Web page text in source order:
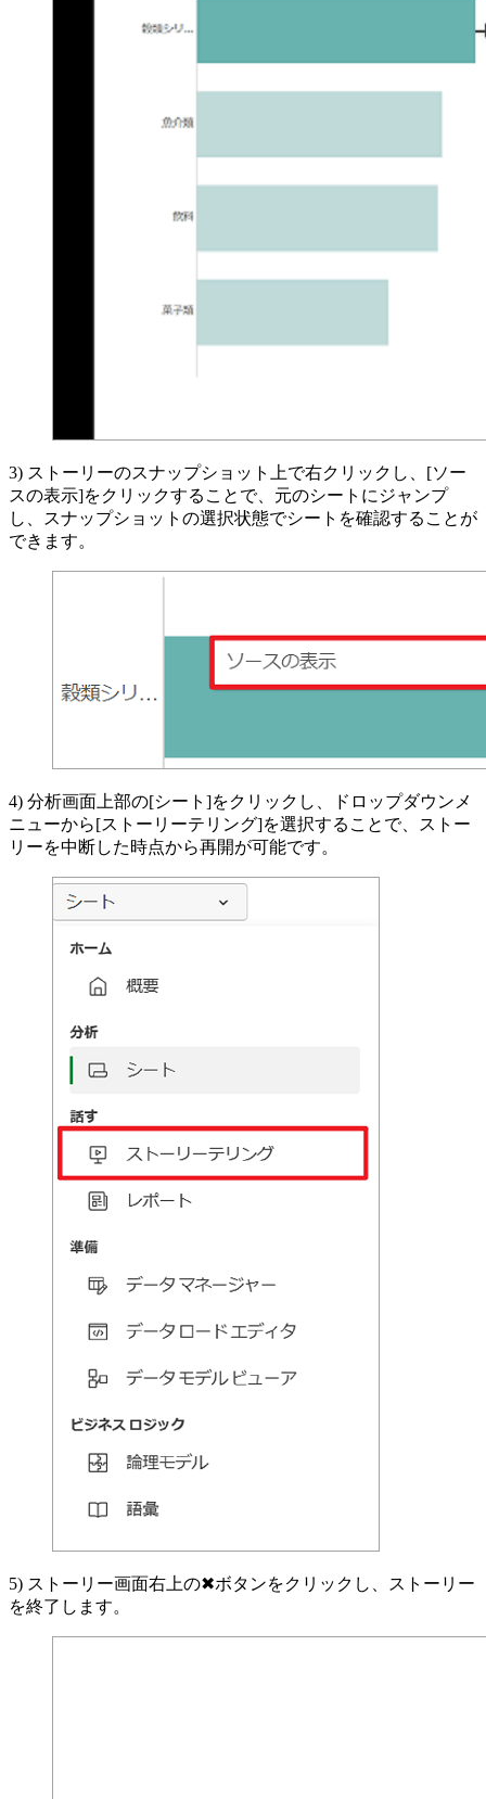
3) ストーリーのスナップショット上で右クリックし、[ソー
スの表示]をクリックすることで、元のシートにジャンプ
し、スナップショットの選択状態でシートを確認することが
できます。
4) 分析画面上部の[シート]をクリックし、ドロップダウンメ
ニューから[ストーリーテリング]を選択することで、ストー
リーを中断した時点から再開が可能です。
5) ストーリー画面右上の✖ボタンをクリックし、ストーリー
を終了します。